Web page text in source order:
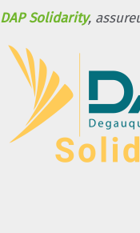
DAP Solidarity,